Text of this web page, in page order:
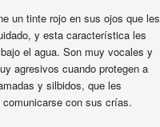
un tinte rojo en sus ojos que les
y esta característica les
el agua. Son muy vocales y
agresivos cuando protegen a
y silbidos, que les
con sus crías.